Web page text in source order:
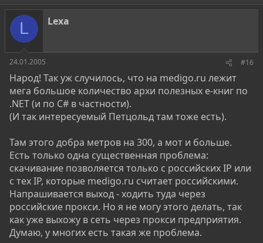
L Lexa
24.01.2005 #16
Народ! Так уж случилось, что на medigo.ru лежит
мега большое количество архи полезных е-книг по
.NET (и по С# в частности).
(И так интересуемый Петцольд там тоже есть).
Там этого добра метров на 300, а мот и больше.
Есть только одна существенная проблема:
скачивание позволяется только с российских IP или
с тех IP, которые medigo.ru считает российскими.
Напрашивается выход - ходить туда через
российские прокси. Но я не могу этого делать, так
как уже выхожу в сеть через прокси предприятия.
Думаю, у многих есть такая же проблема.